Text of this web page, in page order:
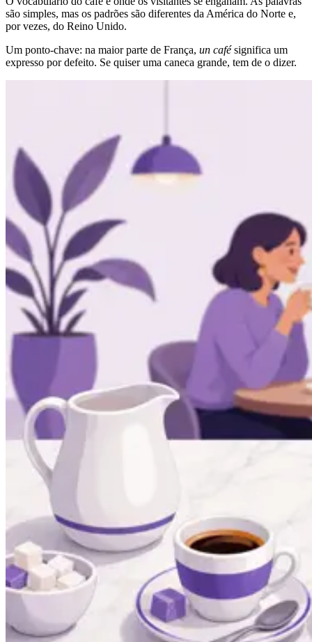
são simples, mas os padrões são diferentes da América do Norte e,
por vezes, do Reino Unido.
Um ponto-chave: na maior parte de França, un cafésignifica um
expresso por defeito. Se quiser uma caneca grande, tem de o dizer.